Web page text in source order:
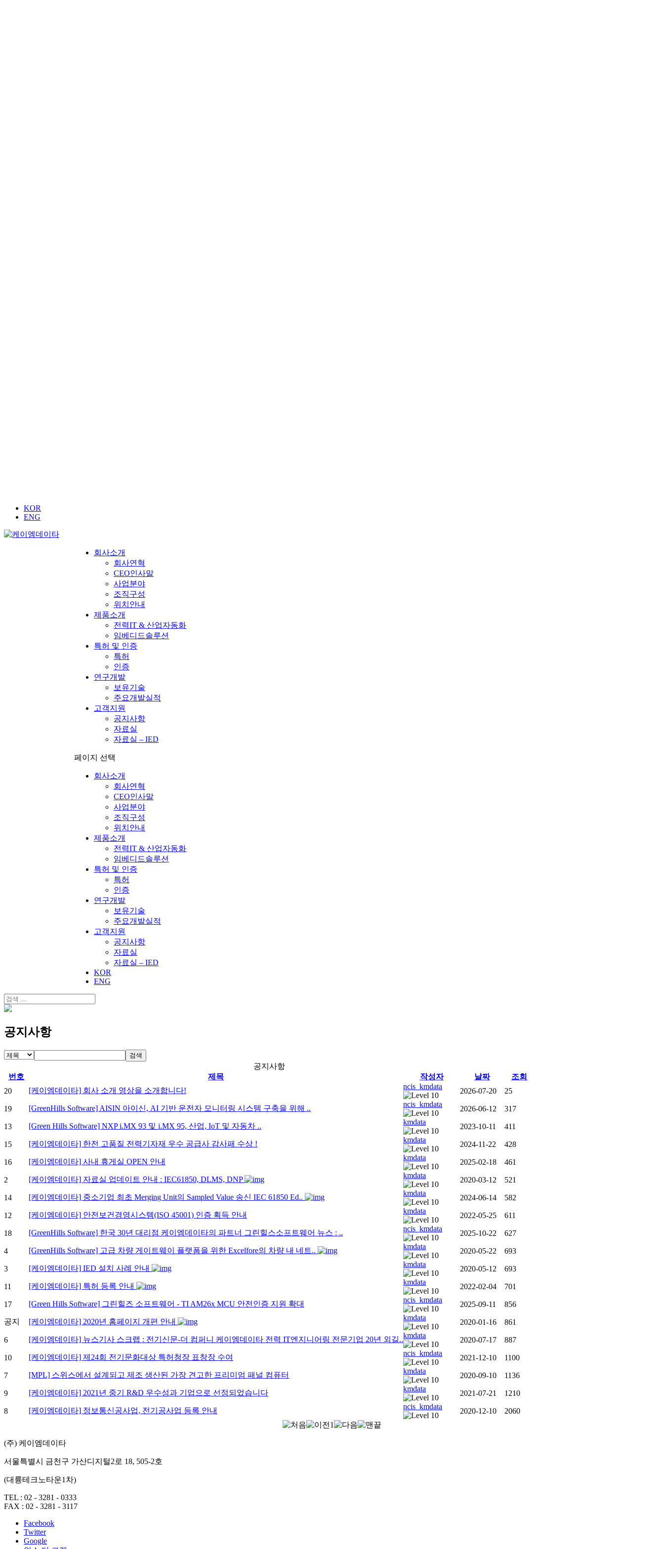
KOR
ENG
회사소개
회사연혁
CEO인사말
사업분야
조직구성
위치안내
제품소개
전력IT & 산업자동화
임베디드솔루션
특허 및 인증
특허
인증
연구개발
보유기술
주요개발실적
고객지원
공지사항
자료실
자료실 – IED
페이지 선택
회사소개
회사연혁
CEO인사말
사업분야
조직구성
위치안내
제품소개
전력IT & 산업자동화
임베디드솔루션
특허 및 인증
특허
인증
연구개발
보유기술
주요개발실적
고객지원
공지사항
자료실
자료실 – IED
KOR
ENG
공지사항
검색
공지사항
번호
제목 작성자 날짜
조회
20
[케이엠데이타] 회사 소개 영상을 소개합니다! ncis_kmdata
2026-07-20 25
19 [GreenHills Software] AISIN 아이신, AI 기반 운전자 모니터링 시스템 구축을 위해 .. ncis_kmdata
2026-06-12 317
13 [Green Hills Software] NXP i.MX 93 및 i.MX 95, 산업, IoT 및 자동차 .. kmdata
2023-10-11 411
15 [케이엠데이타] 한전 고품질 전력기자재 우수 공급사 감사패 수상 ! kmdata
2024-11-22 428
16 [케이엠데이타] 사내 휴게실 OPEN 안내 kmdata
2025-02-18 461
2 [케이엠데이타] 자료실 업데이트 안내 : IEC61850, DLMS, DNP kmdata
2020-03-12 521
14 [케이엠데이타] 중소기업 최초 Merging Unit의 Sampled Value 송신 IEC 61850 Ed.. kmdata
2024-06-14 582
12 [케이엠데이타] 안전보건경영시스템(ISO 45001) 인증 획득 안내 kmdata
2022-05-25 611
18 [GreenHills Software] 한국 30년 대리점 케이엠데이타의 파트너 그린힐스소프트웨어 뉴스 : .. ncis_kmdata
2025-10-22 627
4 [GreenHills Software] 고급 차량 게이트웨이 플랫폼을 위한 Excelfore의 차량 내 네트.. kmdata
2020-05-22 693
3 [케이엠데이타] IED 설치 사례 안내 kmdata
2020-05-12 693
11 [케이엠데이타] 특허 등록 안내 kmdata
2022-02-04 701
17 [Green Hills Software] 그린힐즈 소프트웨어 - TI AM26x MCU 안전인증 지원 확대 ncis_kmdata
2025-09-11 856
공지 [케이엠데이타] 2020년 홈페이지 개편 안내 kmdata
2020-01-16 861
6 [케이엠데이타] 뉴스기사 스크랩 : 전기신문-더 컴퍼니 케이엠데이타 전력 IT엔지니어링 전문기업 20년 외길..kmdata
2020-07-17 887
10 [케이엠데이타] 제24회 전기문화대상 특허청장 표창장 수여 ncis_kmdata
2021-12-10 1100
7 [MPL] 스위스에서 설계되고 제조 생산된 가장 견고한 프리미엄 패널 컴퓨터 kmdata
2020-09-10 1136
9 [케이엠데이타] 2021년 중기 R&D 우수성과 기업으로 선정되었습니다 kmdata
2021-07-21 1210
8 [케이엠데이타] 정보통신공사업, 전기공사업 등록 안내 ncis_kmdata
2020-12-10
2060
1
(주) 케이엠데이타
서울특별시 금천구 가산디지털2로 18, 505-2호
(대륭테크노타운1차)
TEL : 02 - 3281 - 0333
FAX : 02 - 3281 - 3117
Facebook
Twitter
Google